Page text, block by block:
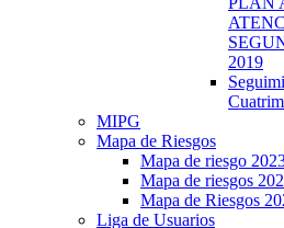
2019
MIPG
Mapa de Riesgos
Mapa de riesgo
Mapa de riesgos
Mapa de Riesgos
Liga de Usuarios